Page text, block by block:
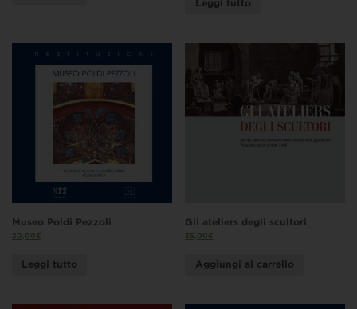
Leggi tutto
Museo Poldi Pezzoli
20,00€
Leggi tutto
Gli ateliers degli scultori
35,00€
Aggiungi al carrello